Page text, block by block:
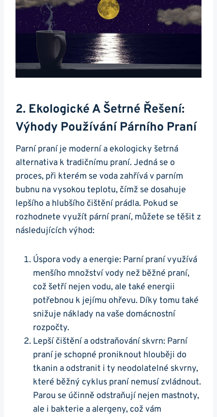
2. Ekologické A Šetrné⁤ Řešení:⁤
Výhody​ Používání Párního Praní
Parní praní‍ je‍ moderní a ekologicky šetrná
alternativa​ k tradičnímu praní. Jedná se o⁤
proces, při kterém se voda zahřívá ⁢v parním⁤
bubnu na vysokou teplotu, čímž se dosahuje
lepšího a ​hlubšího ‍čištění prádla.‌ Pokud se
rozhodnete‌ využít pární praní, můžete se těšit z
následujících výhod:
Úspora vody a energie: Parní praní využívá
menšího množství vody než běžné praní,
což​ šetří nejen vodu, ale ⁣také energii
potřebnou k jejímu ohřevu. Díky tomu ⁢také
snižuje náklady na vaše domácnostní
rozpočty.
Lepší čištění a odstraňování skvrn: Parní
praní je schopné proniknout hlouběji do
tkanin a odstranit i ty neodolatelné skvrny,
které běžný cyklus praní nemusí zvládnout.
Parou se⁣ účinně odstraňují nejen mastnoty,
ale‍ i bakterie a alergeny, což ‍vám